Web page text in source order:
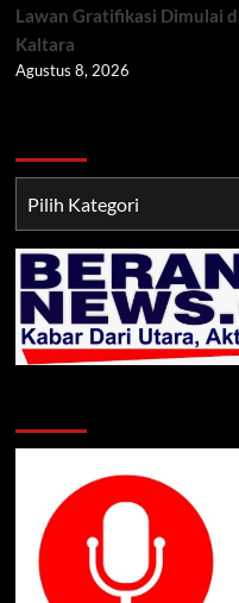
Lawan Gratifikasi Dimulai
Kaltara
Agustus 8, 2026
TNI/POLRI